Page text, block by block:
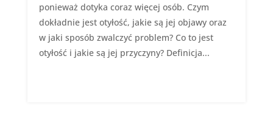
ponieważ dotyka coraz więcej osób. Czym
dokładnie jest otyłość, jakie są jej objawy oraz
w jaki sposób zwalczyć problem? Co to jest
otyłość i jakie są jej przyczyny? Definicja...